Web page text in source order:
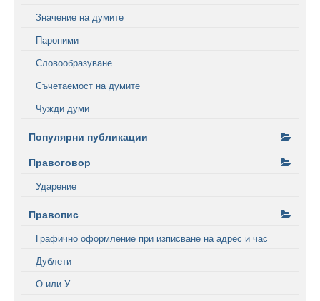
Значение на думите
Пароними
Словообразуване
Съчетаемост на думите
Чужди думи
Популярни публикации
Правоговор
Ударение
Правопис
Графично оформление при изписване на адрес и час
Дублети
О или У